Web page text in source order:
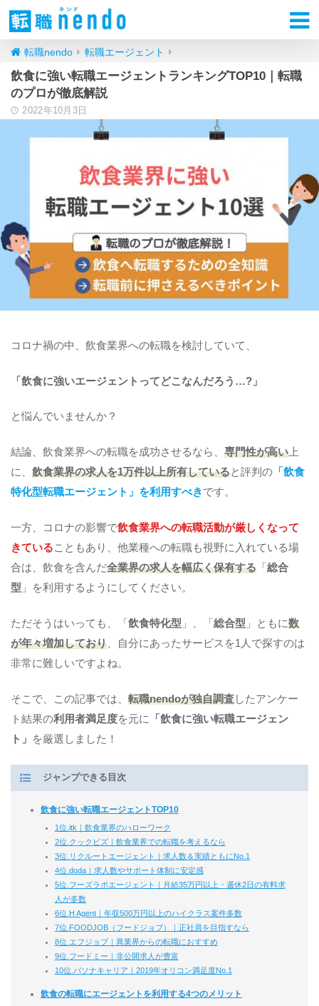
転職nendo 転職エージェント
飲食に強い転職エージェントランキングTOP10｜転職
のプロが徹底解説
2022年10月3日
コロナ禍の中、飲食業界への転職を検討していて、
「飲食に強いエージェントってどこなんだろう…?」
と悩んでいませんか？
結論、飲食業界への転職を成功させるなら、 専門性が高い 上
に、 飲食業界の求人を1万件以上所有していると評判の 「飲食
特化型転職エージェント」を利用すべきです。
一方、コロナの影響で飲食業界への転職活動が厳しくなって
きていることもあり、他業種への転職も視野に入れている場
合は、飲食を含んだ全業界の求人を幅広く保有する 「 総合
型 」を利用するようにしてください。
ただそうはいっても、「 飲食特化型 」、「 総合型 」ともに数
が年々増加しており 、自分にあったサービスを1人で探すのは
非常に難しいですよね。
そこで、この記事では、 転職nendoが独自調査したアンケー
ト結果の利用者満足度を元に
「飲食に強い転職エージェン
ト」
を厳選しました！
ジャンプできる目次
飲食に強い転職エージェントTOP10
1位.itk｜飲食業界のハローワーク
2位.クックビズ｜飲食業界での転職を考えるなら
3位.リクルートエージェント｜求人数＆実績ともにNo.1
4位.doda｜求人数やサポート体制に安定感
5位.フーズラボエージェント｜月給35万円以上・週休2日の有料求
人が多数
6位.H Agent｜年収500万円以上のハイクラス案件多数
7位.FOODJOB（フードジョブ）｜正社員を目指すなら
8位.エフジョブ｜異業界からの転職におすすめ
9位.フードミー｜非公開求人が豊富
10位.パソナキャリア｜2019年オリコン満足度No.1
飲食の転職にエージェントを利用する4つのメリット